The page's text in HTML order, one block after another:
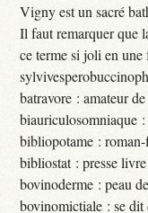
Vigny est un sacré
Il faut remarquer que
ce terme si joli en une
batravore : amateur
biauriculosomniaque
bibliopotame :
bibliostat : presse livre
bovinoderme : peau
bovinomictiale : se dit